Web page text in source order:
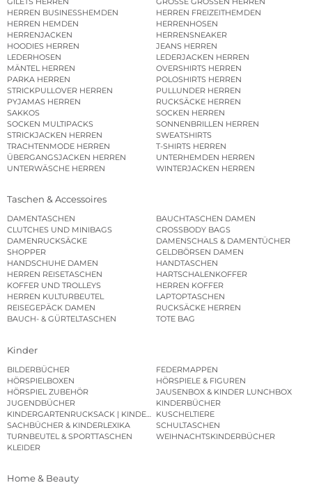
HERREN BUSINESSHEMDEN
HERREN FREIZEITHEMDEN
HERREN HEMDEN
HERRENHOSEN
HERRENJACKEN
HERRENSNEAKER
HOODIES HERREN
JEANS HERREN
LEDERHOSEN
LEDERJACKEN HERREN
MÄNTEL HERREN
OVERSHIRTS HERREN
PARKA HERREN
POLOSHIRTS HERREN
STRICKPULLOVER HERREN
PULLUNDER HERREN
PYJAMAS HERREN
RUCKSÄCKE HERREN
SAKKOS
SOCKEN HERREN
SOCKEN MULTIPACKS
SONNENBRILLEN HERREN
STRICKJACKEN HERREN
SWEATSHIRTS
TRACHTENMODE HERREN
T-SHIRTS HERREN
ÜBERGANGSJACKEN HERREN
UNTERHEMDEN HERREN
UNTERWÄSCHE HERREN
WINTERJACKEN HERREN
Taschen & Accessoires
DAMENTASCHEN
BAUCHTASCHEN DAMEN
CLUTCHES UND MINIBAGS
CROSSBODY BAGS
DAMENRUCKSÄCKE
DAMENSCHALS & DAMENTÜCHER
SHOPPER
GELDBÖRSEN DAMEN
HANDSCHUHE DAMEN
HANDTASCHEN
HERREN REISETASCHEN
HARTSCHALENKOFFER
KOFFER UND TROLLEYS
HERREN KOFFER
HERREN KULTURBEUTEL
LAPTOPTASCHEN
REISEGEPÄCK DAMEN
RUCKSÄCKE HERREN
BAUCH- & GÜRTELTASCHEN
TOTE BAG
Kinder
BILDERBÜCHER
FEDERMAPPEN
HÖRSPIELBOXEN
HÖRSPIELE & FIGUREN
HÖRSPIEL ZUBEHÖR
JAUSENBOX & KINDER LUNCHBOX
JUGENDBÜCHER
KINDERBÜCHER
KINDERGARTENRUCKSACK | KINDERGARTENBEUTEL
KUSCHELTIERE
SACHBÜCHER & KINDERLEXIKA
SCHULTASCHEN
TURNBEUTEL & SPORTTASCHEN
WEIHNACHTSKINDERBÜCHER
KLEIDER
Home & Beauty